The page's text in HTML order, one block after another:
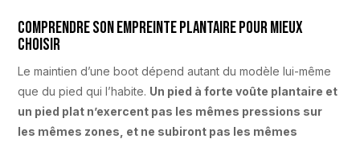
Comprendre son empreinte plantaire pour mieux
choisir
Le maintien d’une boot dépend autant du modèle lui-même
que du pied qui l’habite. Un pied à forte voûte plantaire et
un pied plat n’exercent pas les mêmes pressions sur
les mêmes zones, et ne subiront pas les mêmes